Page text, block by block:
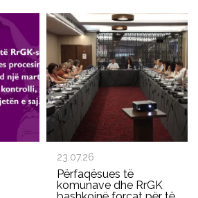
23.07.26
Përfaqësues të
komunave dhe RrGK